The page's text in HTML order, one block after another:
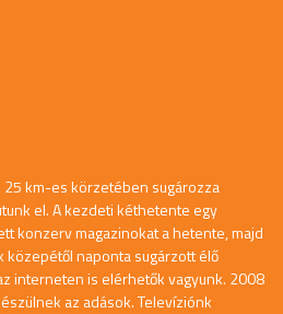
km-es körzetében sugározza
el. A kezdeti kéthetente egy
konzerv magazinokat a hetente, majd
naponta sugárzott élő
interneten is elérhetők vagyunk. 2008
az adások. Televíziónk